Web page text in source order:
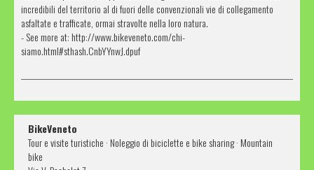
incredibili del territorio al di fuori delle convenzionali vie di collegamento
asfaltate e trafficate, ormai stravolte nella loro natura.
- See more at: http://www.bikeveneto.com/chi-
siamo.html#sthash.CnbYYnwJ.dpuf
BikeVeneto
Tour e visite turistiche · Noleggio di biciclette e bike sharing · Mountain
bike